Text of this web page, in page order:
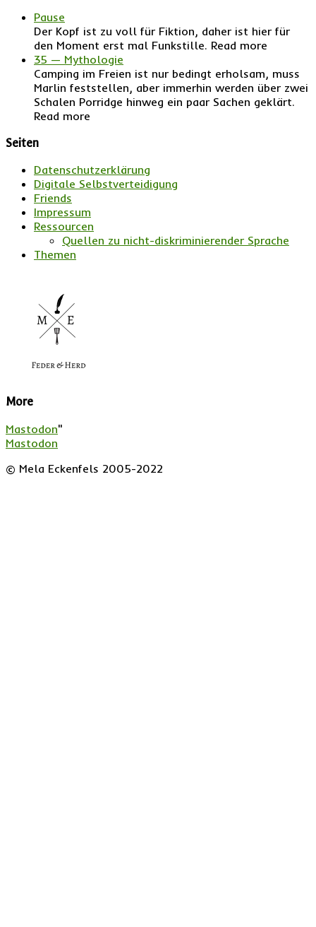
Pause
Der Kopf ist zu voll für Fiktion, daher ist hier für
den Moment erst mal Funkstille. Read more
35 — Mythologie
Camping im Freien ist nur bedingt erholsam, muss
Marlin feststellen, aber immerhin werden über zwei
Schalen Porridge hinweg ein paar Sachen geklärt.
Read more
Seiten
Datenschutzerklärung
Digitale Selbstverteidigung
Friends
Impressum
Ressourcen
Quellen zu nicht-diskriminierender Sprache
Themen
More
Mastodon"
Mastodon
© Mela Eckenfels 2005-2022